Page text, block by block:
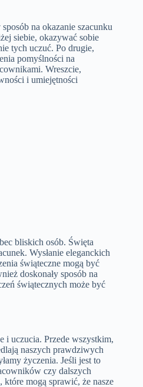
na okazanie szacunku
siebie, okazywać sobie
tych uczuć. Po drugie,
pomyślności na
Wreszcie,
i umiejętności
bliskich osób. Święta
Wysłanie eleganckich
świąteczne mogą być
doskonały sposób na
świątecznych może być
i uczucia. Przede wszystkim,
naszych prawdziwych
życzenia. Jeśli jest to
czy dalszych
mogą sprawić, że nasze